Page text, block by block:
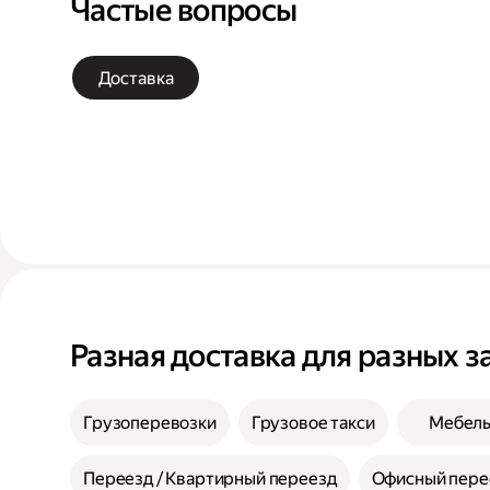
Частые вопросы
Доставка
Разная доставка для разных
Грузоперевозки Грузовое такси Мебель
Переезд / Квартирный переезд Офисный